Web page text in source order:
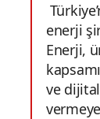
enerji
Enerji,
ve